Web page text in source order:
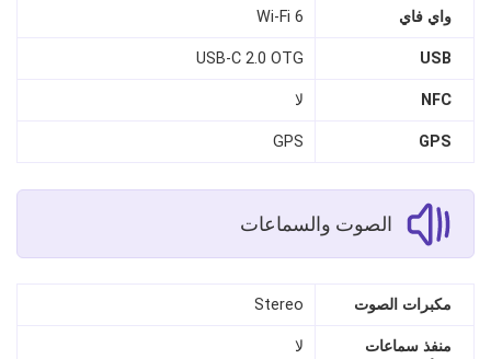
واي فاي Wi‑Fi 6
USB
USB‑C 2.0 OTG
NFC لا
GPS
GPS
الصوت والسماعات
مكبرات الصوت Stereo
منفذ سماعات
لا